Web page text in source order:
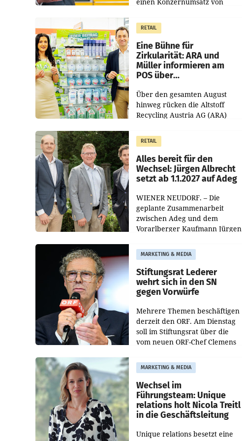
erwirtschaftet, was einem Plus
von 3,8 Prozent gegenüber
dem Vergleichszeitraum
RETAIL
Eine Bühne für
Zirkularität: ARA und
Müller informieren am
POS über
Über den gesamten August
hinweg rücken die Altstoff
Recycling Austria AG (ARA)
Müller die Initiative „Kreislauf-
Helden“ in allen
österreichischen Müller-Filialen
RETAIL
Alles bereit für den
Wechsel: Jürgen Albrecht
setzt ab 1.1.2027 auf Adeg
WIENER NEUDORF. – Die
geplante Zusammenarbeit
zwischen Adeg und dem
Vorarlberger Kaufmann Jürgen
freigegeben: Die
Bundeswettbewerbsbehörde
und der Bundeskartellanwalt
MARKETING & MEDIA
Stiftungsrat Lederer
wehrt sich in den SN
gegen Vorwürfe
Mehrere Themen beschäftigen
derzeit den ORF. Am Dienstag
soll im Stiftungsrat über die
vom neuen ORF-Chef Clemens
Besetzungen für die
Direktionen abgestimmt
werden.
MARKETING & MEDIA
Wechsel im
Führungsteam: Unique
relations holt Nicola Treitl
in die Geschäftsleitung
Unique relations besetzt eine